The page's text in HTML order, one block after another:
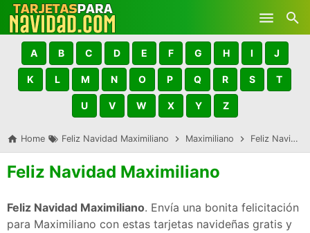
Skip to main content
A B C D E F G H I J
K L M N O P Q R S T
U V W X Y Z
Home Feliz Navidad Maximiliano Maximiliano Feliz Navidad Maximiliano
Feliz Navidad Maximiliano
Feliz Navidad Maximiliano. Envía una bonita felicitación
para Maximiliano con estas tarjetas navideñas gratis y